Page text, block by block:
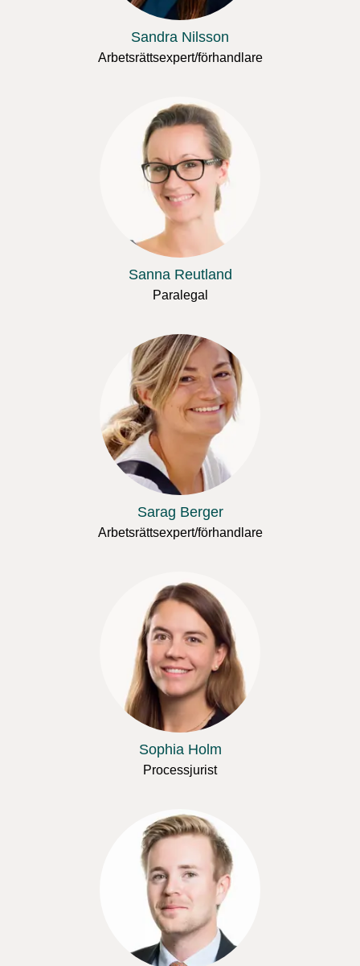
Sandra Nilsson
Arbetsrättsexpert/förhandlare
Sanna Reutland
Paralegal
Sarag Berger
Arbetsrättsexpert/förhandlare
Sophia Holm
Processjurist